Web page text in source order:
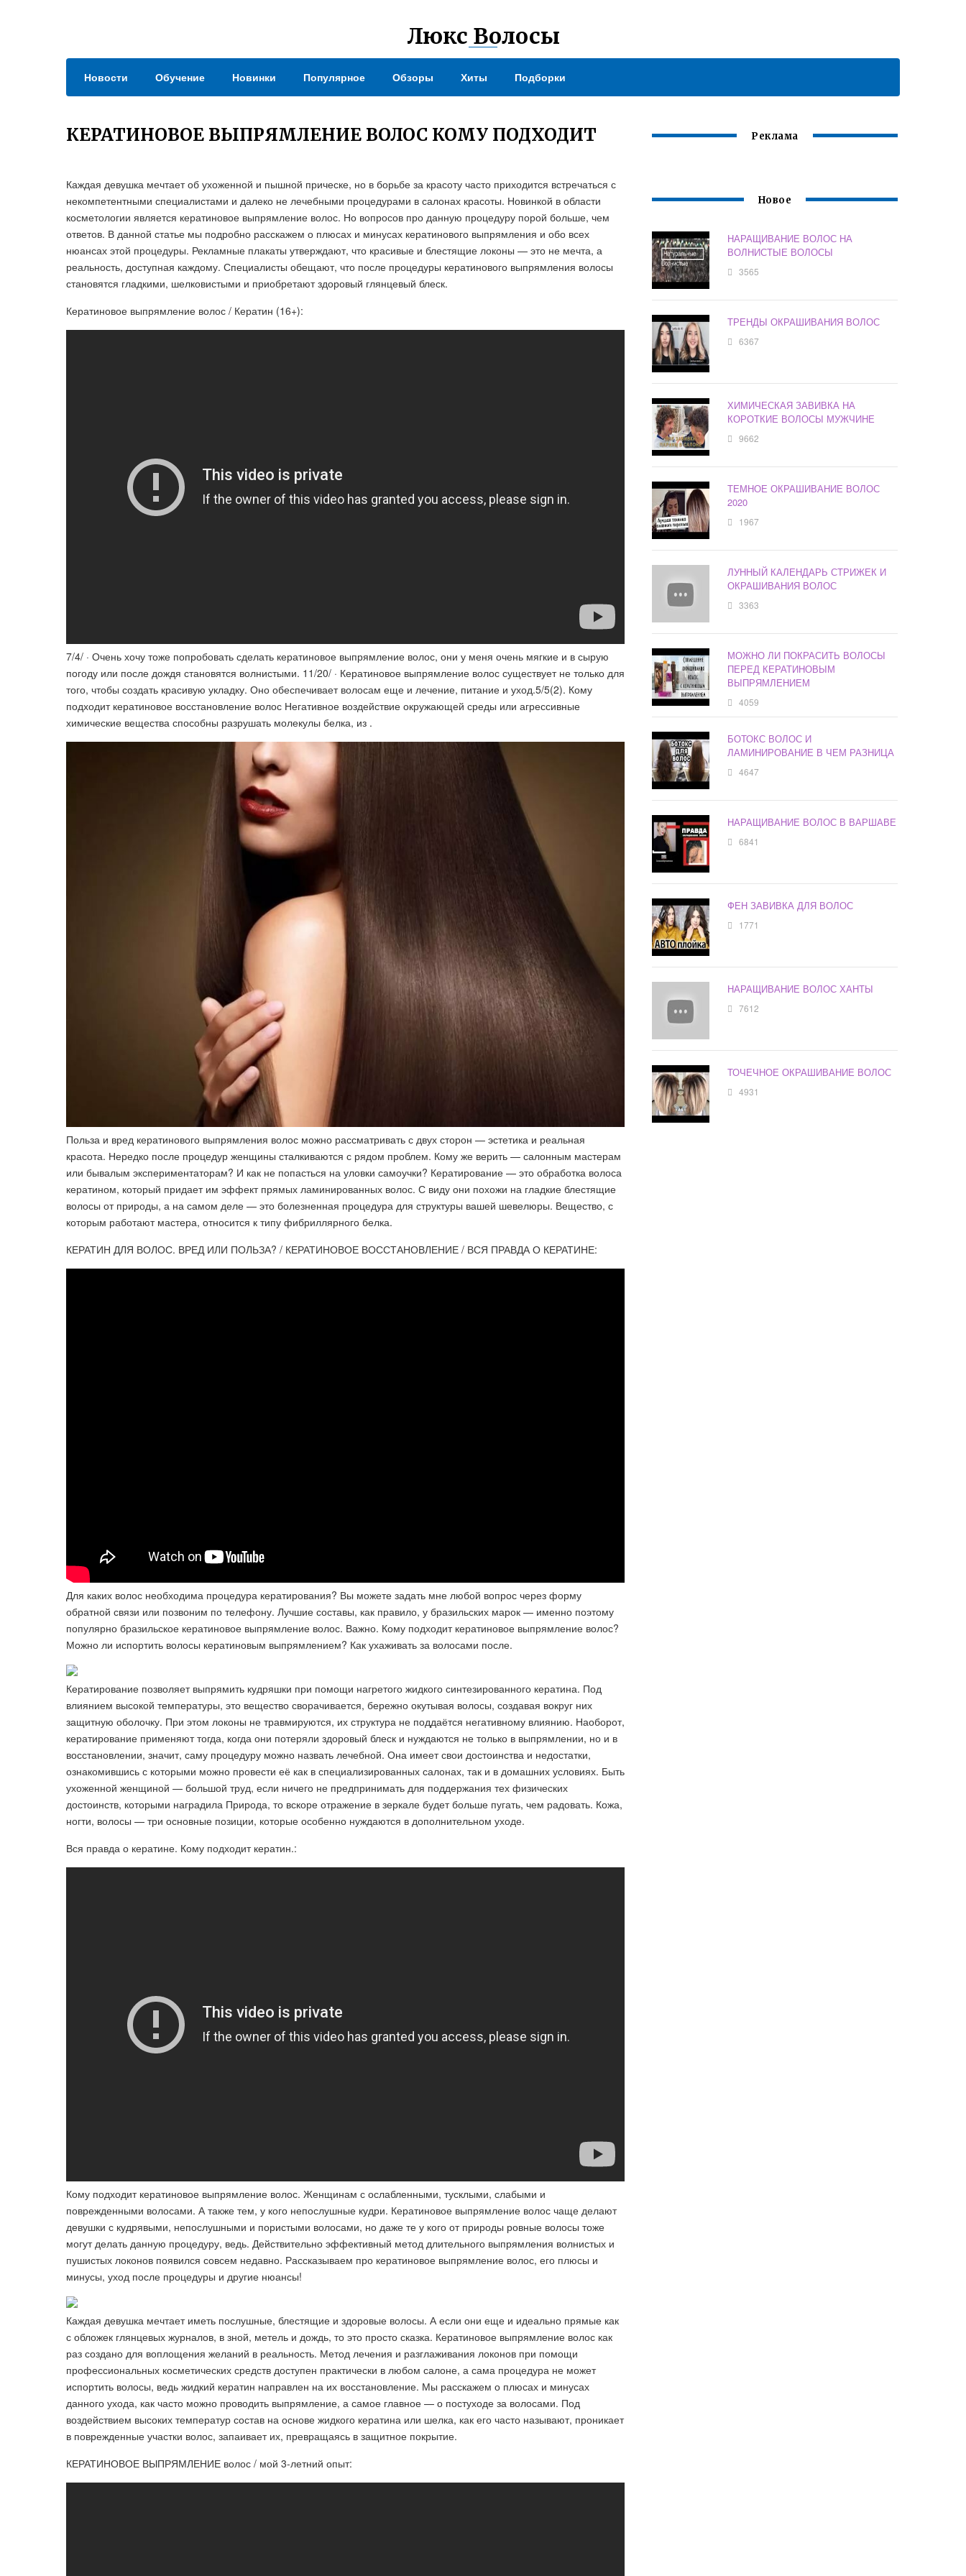
Люкс Волосы
Новости Обучение Новинки Популярное Обзоры Хиты Подборки
КЕРАТИНОВОЕ ВЫПРЯМЛЕНИЕ ВОЛОС КОМУ ПОДХОДИТ
Каждая девушка мечтает об ухоженной и пышной прическе, но в борьбе за красоту часто приходится встречаться с
некомпетентными специалистами и далеко не лечебными процедурами в салонах красоты. Новинкой в области
косметологии является кератиновое выпрямление волос. Но вопросов про данную процедуру порой больше, чем
ответов. В данной статье мы подробно расскажем о плюсах и минусах кератинового выпрямления и обо всех
нюансах этой процедуры. Рекламные плакаты утверждают, что красивые и блестящие локоны — это не мечта, а
реальность, доступная каждому. Специалисты обещают, что после процедуры кератинового выпрямления волосы
становятся гладкими, шелковистыми и приобретают здоровый глянцевый блеск.
Кератиновое выпрямление волос / Кератин (16+):
7/4/ · Очень хочу тоже попробовать сделать кератиновое выпрямление волос, они у меня очень мягкие и в сырую
погоду или после дождя становятся волнистыми. 11/20/ · Кератиновое выпрямление волос существует не только для
того, чтобы создать красивую укладку. Оно обеспечивает волосам еще и лечение, питание и уход.5/5(2). Кому
подходит кератиновое восстановление волос Негативное воздействие окружающей среды или агрессивные
химические вещества способны разрушать молекулы белка, из .
Польза и вред кератинового выпрямления волос можно рассматривать с двух сторон — эстетика и реальная
красота. Нередко после процедур женщины сталкиваются с рядом проблем. Кому же верить — салонным мастерам
или бывалым экспериментаторам? И как не попасться на уловки самоучки? Кератирование — это обработка волоса
кератином, который придает им эффект прямых ламинированных волос. С виду они похожи на гладкие блестящие
волосы от природы, а на самом деле — это болезненная процедура для структуры вашей шевелюры. Вещество, с
которым работают мастера, относится к типу фибриллярного белка.
КЕРАТИН ДЛЯ ВОЛОС. ВРЕД ИЛИ ПОЛЬЗА? / КЕРАТИНОВОЕ ВОССТАНОВЛЕНИЕ / ВСЯ ПРАВДА О КЕРАТИНЕ:
Для каких волос необходима процедура кератирования? Вы можете задать мне любой вопрос через форму
обратной связи или позвоним по телефону. Лучшие составы, как правило, у бразильских марок — именно поэтому
популярно бразильское кератиновое выпрямление волос. Важно. Кому подходит кератиновое выпрямление волос?
Можно ли испортить волосы кератиновым выпрямлением? Как ухаживать за волосами после.
Кератирование позволяет выпрямить кудряшки при помощи нагретого жидкого синтезированного кератина. Под
влиянием высокой температуры, это вещество сворачивается, бережно окутывая волосы, создавая вокруг них
защитную оболочку. При этом локоны не травмируются, их структура не поддаётся негативному влиянию. Наоборот,
кератирование применяют тогда, когда они потеряли здоровый блеск и нуждаются не только в выпрямлении, но и в
восстановлении, значит, саму процедуру можно назвать лечебной. Она имеет свои достоинства и недостатки,
ознакомившись с которыми можно провести её как в специализированных салонах, так и в домашних условиях. Быть
ухоженной женщиной — большой труд, если ничего не предпринимать для поддержания тех физических
достоинств, которыми наградила Природа, то вскоре отражение в зеркале будет больше пугать, чем радовать. Кожа,
ногти, волосы — три основные позиции, которые особенно нуждаются в дополнительном уходе.
Вся правда о кератине. Кому подходит кератин.:
Кому подходит кератиновое выпрямление волос. Женщинам с ослабленными, тусклыми, слабыми и
поврежденными волосами. А также тем, у кого непослушные кудри. Кератиновое выпрямление волос чаще делают
девушки с кудрявыми, непослушными и пористыми волосами, но даже те у кого от природы ровные волосы тоже
могут делать данную процедуру, ведь. Действительно эффективный метод длительного выпрямления волнистых и
пушистых локонов появился совсем недавно. Рассказываем про кератиновое выпрямление волос, его плюсы и
минусы, уход после процедуры и другие нюансы!
Каждая девушка мечтает иметь послушные, блестящие и здоровые волосы. А если они еще и идеально прямые как
с обложек глянцевых журналов, в зной, метель и дождь, то это просто сказка. Кератиновое выпрямление волос как
раз создано для воплощения желаний в реальность. Метод лечения и разглаживания локонов при помощи
профессиональных косметических средств доступен практически в любом салоне, а сама процедура не может
испортить волосы, ведь жидкий кератин направлен на их восстановление. Мы расскажем о плюсах и минусах
данного ухода, как часто можно проводить выпрямление, а самое главное — о постуходе за волосами. Под
воздействием высоких температур состав на основе жидкого кератина или шелка, как его часто называют, проникает
в поврежденные участки волос, запаивает их, превращаясь в защитное покрытие.
КЕРАТИНОВОЕ ВЫПРЯМЛЕНИЕ волос / мой 3-летний опыт:
Реклама
Новое
НАРАЩИВАНИЕ ВОЛОС НА
ВОЛНИСТЫЕ ВОЛОСЫ
3565
ТРЕНДЫ ОКРАШИВАНИЯ ВОЛОС
6367
ХИМИЧЕСКАЯ ЗАВИВКА НА
КОРОТКИЕ ВОЛОСЫ МУЖЧИНЕ
9662
ТЕМНОЕ ОКРАШИВАНИЕ ВОЛОС
2020
1967
ЛУННЫЙ КАЛЕНДАРЬ СТРИЖЕК И
ОКРАШИВАНИЯ ВОЛОС
3363
МОЖНО ЛИ ПОКРАСИТЬ ВОЛОСЫ
ПЕРЕД КЕРАТИНОВЫМ
ВЫПРЯМЛЕНИЕМ
4059
БОТОКС ВОЛОС И
ЛАМИНИРОВАНИЕ В ЧЕМ РАЗНИЦА
4647
НАРАЩИВАНИЕ ВОЛОС В ВАРШАВЕ
6841
ФЕН ЗАВИВКА ДЛЯ ВОЛОС
1771
НАРАЩИВАНИЕ ВОЛОС ХАНТЫ
7612
ТОЧЕЧНОЕ ОКРАШИВАНИЕ ВОЛОС
4931